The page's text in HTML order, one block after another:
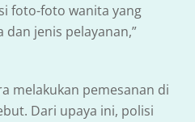
foto-foto wanita yang
jenis pelayanan,”
melakukan pemesanan di
Dari upaya ini, polisi